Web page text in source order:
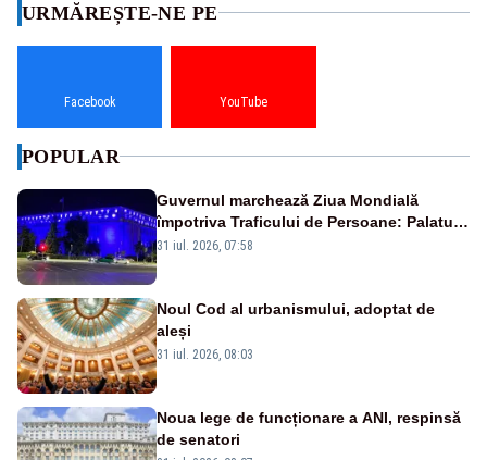
URMĂREȘTE-NE PE
Facebook YouTube
POPULAR
Guvernul marchează Ziua Mondială
împotriva Traficului de Persoane: Palatul
Victoria, iluminat în albastru
31 iul. 2026, 07:58
Noul Cod al urbanismului, adoptat de
aleși
31 iul. 2026, 08:03
Noua lege de funcționare a ANI, respinsă
de senatori